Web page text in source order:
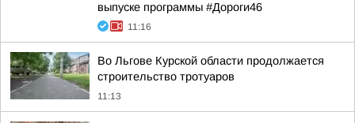
выпуске программы #Дороги46
11:16
Во Льгове Курской области продолжается
строительство тротуаров
11:13